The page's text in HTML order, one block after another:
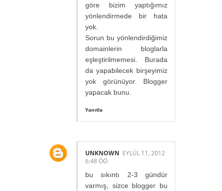
göre bizim yaptığımız
yönlendirmede bir hata
yok.
Sorun bu yönlendirdiğimiz
domainlerin bloglarla
eşleştirilmemesi. Burada
da yapabilecek birşeyimiz
yok görünüyor. Blogger
yapacak bunu.
Yanıtla
UNKNOWN EYLÜL 11, 2012
6:48 ÖÖ
bu sıkıntı 2-3 gündür
varmış, sizce blogger bu